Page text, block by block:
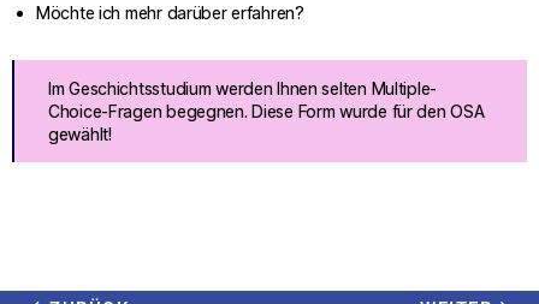
Möchte ich mehr darüber erfahren?
Im Geschichtsstudium werden Ihnen selten Multiple-
Choice-Fragen begegnen. Diese Form wurde für den OSA
gewählt!